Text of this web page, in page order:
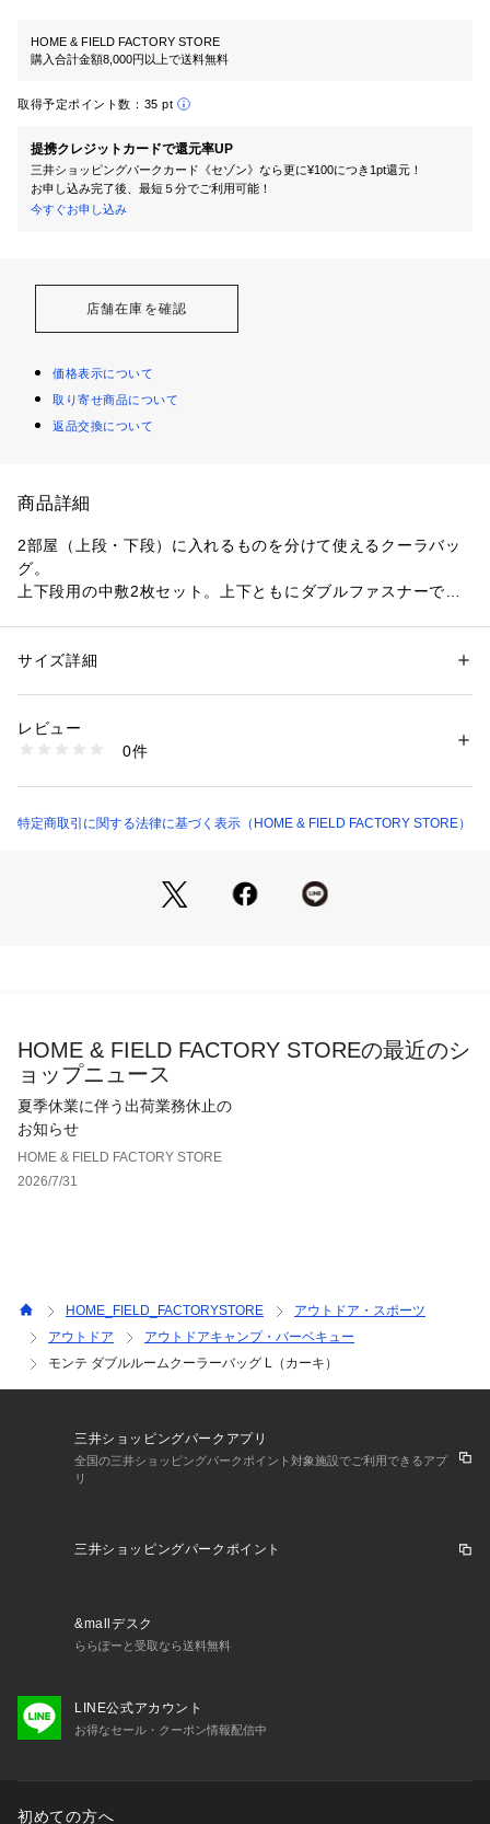
HOME & FIELD FACTORY STORE
購入合計金額8,000円以上で送料無料
取得予定ポイント数： 35 pt
提携クレジットカードで還元率UP
三井ショッピングパークカード《セゾン》なら更に¥100につき1pt還元！
お申し込み完了後、最短５分でご利用可能！
今すぐお申し込み
店舗在庫を確認
価格表示について
取り寄せ商品について
返品交換について
商品詳細
2部屋（上段・下段）に入れるものを分けて使えるクーラバッ
グ。
上下段用の中敷2枚セット。上下ともにダブルファスナーで開
使用しないときは折り畳んでコンパクトに収納できる。
下段：飲料水（500mLペットボトルが15本）や食材などの保
冷するものを入れられる。
性別：レディース
プ・バーベキュー
上段内生地：ポリエステル（PUコーティング）
下段内生地：EVA
中敷：ポリエチレン
生産国：中国
サイズ詳細
レビュー
0件
特定商取引に関する法律に基づく表示（HOME & FIELD FACTORY STORE）
HOME & FIELD FACTORY STOREの最近のシ
ョップニュース
夏季休業に伴う出荷業務休止の
お知らせ
HOME & FIELD FACTORY STORE
2026/7/31
HOME_FIELD_FACTORYSTORE
アウトドア・スポーツ
アウトドア
アウトドアキャンプ・バーベキュー
モンテ ダブルルームクーラーバッグ L（カーキ）
三井ショッピングパークアプリ
全国の三井ショッピングパークポイント対象施設でご利用できるアプ
リ
三井ショッピングパークポイント
&mallデスク
ららぽーと受取なら送料無料
LINE公式アカウント
お得なセール・クーポン情報配信中
初めての方へ